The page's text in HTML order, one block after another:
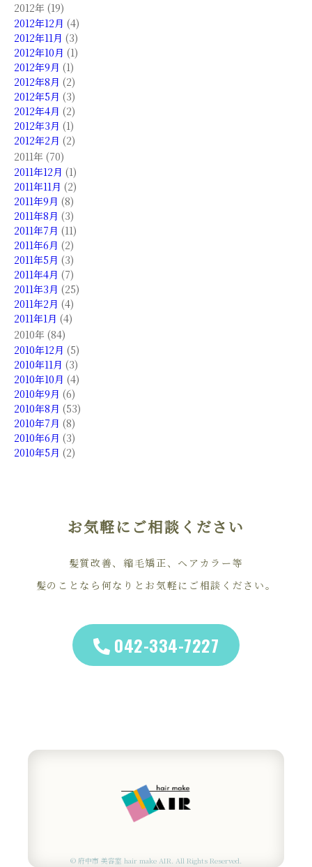
2012年 (19)
2012年12月 (4)
2012年11月 (3)
2012年10月 (1)
2012年9月 (1)
2012年8月 (2)
2012年5月 (3)
2012年4月 (2)
2012年3月 (1)
2012年2月 (2)
2011年 (70)
2011年12月 (1)
2011年11月 (2)
2011年9月 (8)
2011年8月 (3)
2011年7月 (11)
2011年6月 (2)
2011年5月 (3)
2011年4月 (7)
2011年3月 (25)
2011年2月 (4)
2011年1月 (4)
2010年 (84)
2010年12月 (5)
2010年11月 (3)
2010年10月 (4)
2010年9月 (6)
2010年8月 (53)
2010年7月 (8)
2010年6月 (3)
2010年5月 (2)
お気軽にご相談ください
髪質改善、縮毛矯正、ヘアカラー等
髪のことなら何なりとお気軽にご相談ください。
042-334-7227
© 府中市 美容室 hair make AIR. All Rights Reserved.